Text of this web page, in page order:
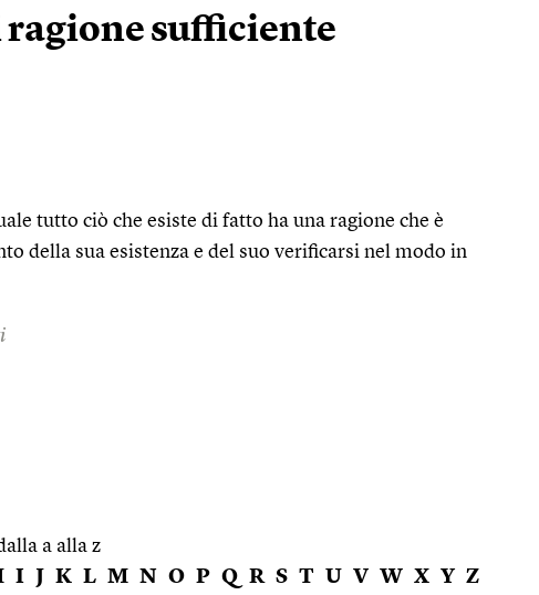
sufficiente
tutto ciò che esiste di fatto ha una ragione che è
della sua esistenza e del suo verificarsi nel modo in
a alla z
I J K L M N O P Q R S T U V W X Y Z